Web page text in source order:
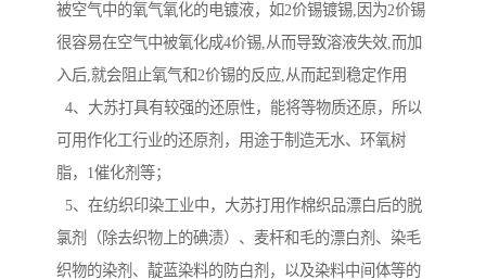
被空气中的氧气氧化的电镀液，如2价锡镀锡,因为2价锡
很容易在空气中被氧化成4价锡,从而导致溶液失效,而加
入后,就会阻止氧气和2价锡的反应,从而起到稳定作用
4、大苏打具有较强的还原性，能将等物质还原，所以
可用作化工行业的还原剂，用途于制造无水、环氧树
脂，1催化剂等；
5、在纺织印染工业中，大苏打用作棉织品漂白后的脱
氯剂（除去织物上的碘渍）、麦杆和毛的漂白剂、染毛
织物的染剂、靛蓝染料的防白剂，以及染料中间体等的